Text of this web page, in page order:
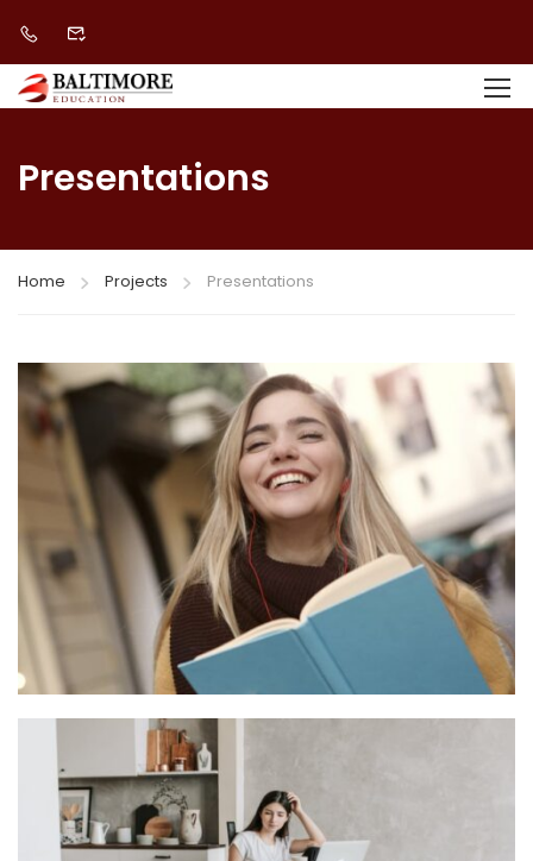
Presentations
Home Projects Presentations